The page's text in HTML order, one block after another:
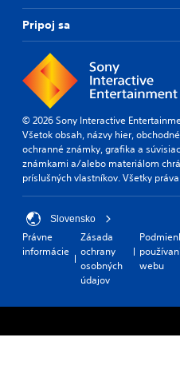
Pripoj sa
© 2026 Sony Interactive
Všetok obsah, názvy hier,
ochranné známky, grafika a
známkami a/alebo materiálom
príslušných vlastníkov. Všetky
Slovensko
Právne
informácie
Zásada
ochrany
osobných
údajov
webu